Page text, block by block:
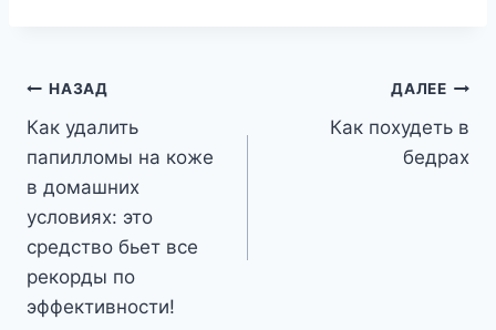
Навигация
по
записям
НАЗАД
Как удалить
папилломы на коже
в домашних
условиях: это
средство бьет все
рекорды по
эффективности!
ДАЛЕЕ
Как похудеть в
бедрах